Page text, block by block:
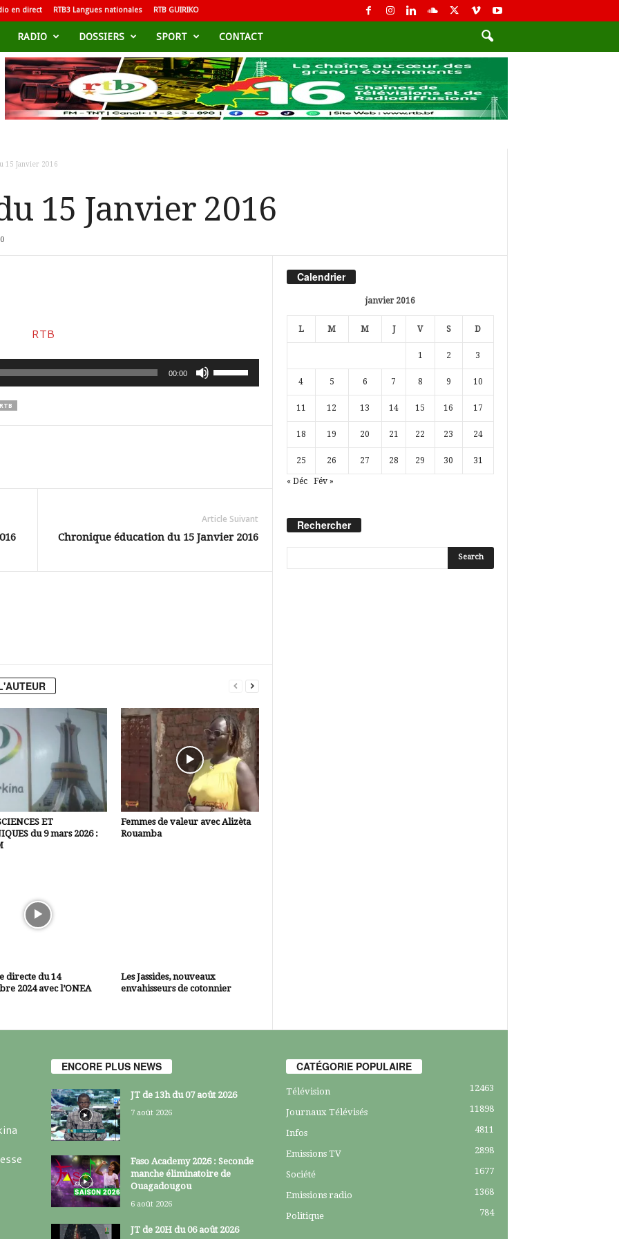
en direct RTB3 Langues nationales RTB GUIRIKO
RADIO DOSSIERS SPORT CONTACT
15 Janvier 2016
15 Janvier 2016
0
00:00
Utilisez
les
ou
diminuer
le
RTB
Article Suivant
Chronique éducation du 15 Janvier 2016
ET
du 9 mars 2026 :
Femmes de valeur avec Alizèta
Rouamba
directe du 14
2024 avec l’ONEA
Les Jassides, nouveaux
envahisseurs de cotonnier
Calendrier
janvier 2016
L M M J V S D
1 2 3
4 5 6 7 8 9 10
11 12 13 14 15 16 17
18 19 20 21 22 23 24
25 26 27 28 29 30 31
« Déc Fév »
Rechercher
ENCORE PLUS NEWS
JT de 13h du 07 août 2026
7 août 2026
Faso Academy 2026 : Seconde
manche éliminatoire de
Ouagadougou
6 août 2026
JT de 20H du 06 août 2026
CATÉGORIE POPULAIRE
Télévision 12463
Journaux Télévisés 11898
Infos 4811
Emissions TV 2898
Société 1677
Emissions radio 1368
Politique 784